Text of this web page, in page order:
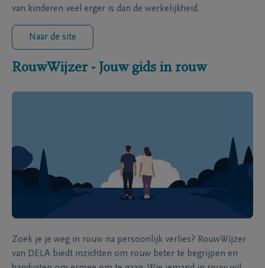
van kinderen veel erger is dan de werkelijkheid.
Naar de site
RouwWijzer - Jouw gids in rouw
Zoek je je weg in rouw na persoonlijk verlies? RouwWijzer
van DELA biedt inzichten om rouw beter te begrijpen en